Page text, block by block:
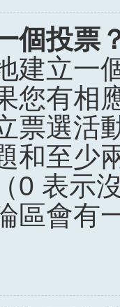
個投票
建立一
您有相
票選活
和至少
0 表示
區會有